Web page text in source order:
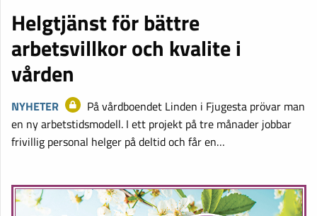
Helgtjänst för bättre
arbetsvillkor och kvalite i
vården
NYHETER
På vårdboendet Linden i Fjugesta prövar man
en ny arbetstidsmodell. I ett projekt på tre månader jobbar
frivillig personal helger på deltid och får en…